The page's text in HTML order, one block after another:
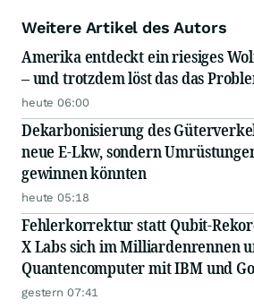
Weitere Artikel des Autors
Amerika entdeckt ein riesiges
– und trotzdem löst das das
heute 06:00
Dekarbonisierung des
neue E-Lkw, sondern
gewinnen könnten
heute 05:18
Fehlerkorrektur statt Qubit-
X Labs sich im Milliardenrennen
Quantencomputer mit IBM und
gestern 07:41